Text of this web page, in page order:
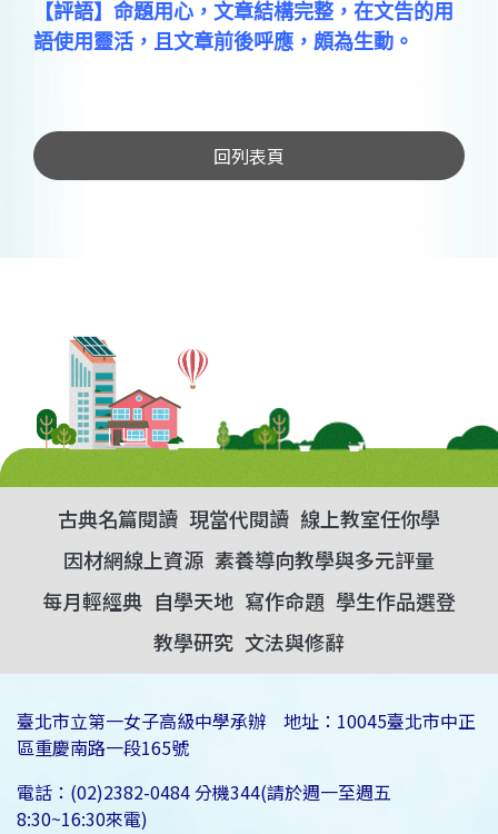
【評語】命題用心，文章結構完整，在文告的用
語使用靈活，且文章前後呼應，頗為生動。
回列表頁
古典名篇閱讀 現當代閱讀 線上教室任你學
因材網線上資源 素養導向教學與多元評量
每月輕經典 自學天地 寫作命題 學生作品選登
教學研究 文法與修辭
臺北市立第一女子高級中學承辦 地址：10045臺北市中正
區重慶南路一段165號
電話：(02)2382-0484 分機344(請於週一至週五
8:30~16:30來電)